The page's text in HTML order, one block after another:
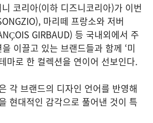
코리아(이하 디즈니코리아)가 이번
마리떼 프랑소와 저버
GIRBAUD) 등 국내외에서 주
이끌고 있는 브랜드들과 함께 ‘미
마로 한 컬렉션을 연이어 선보인다.
각 브랜드의 디자인 언어를 반영해
현대적인 감각으로 풀어낸 것이 특